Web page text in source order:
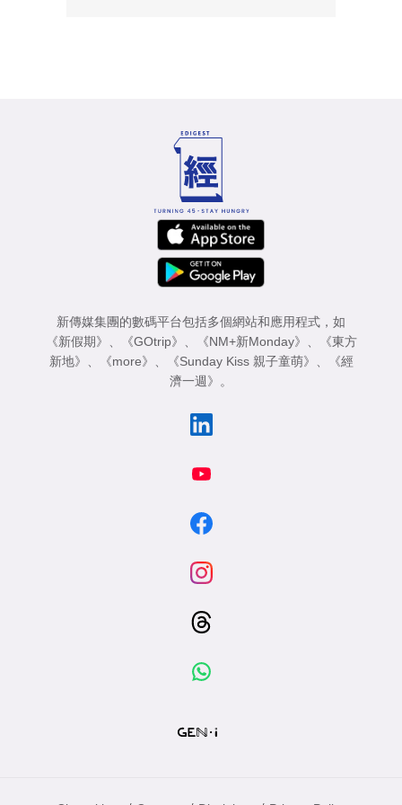
新傳媒集團的數碼平台包括多個網站和應用程式，如
《新假期》
《GOtrip》 《NM+新Monday》
《東方
新地》
《more》 《Sunday Kiss 親子童萌》
《經
濟一週》
。